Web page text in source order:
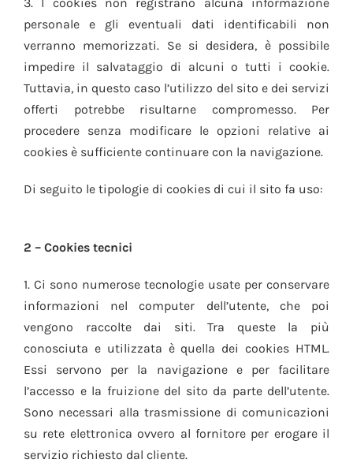
personale e gli eventuali dati identificabili non
verranno memorizzati. Se si desidera, è possibile
impedire il salvataggio di alcuni o tutti i cookie.
Tuttavia, in questo caso l’utilizzo del sito e dei servizi
offerti potrebbe risultarne compromesso. Per
procedere senza modificare le opzioni relative ai
cookies è sufficiente continuare con la navigazione.
Di seguito le tipologie di cookies di cui il sito fa uso:
2 – Cookies tecnici
1. Ci sono numerose tecnologie usate per conservare
informazioni nel computer dell’utente, che poi
vengono raccolte dai siti. Tra queste la più
conosciuta e utilizzata è quella dei cookies HTML.
Essi servono per la navigazione e per facilitare
l’accesso e la fruizione del sito da parte dell’utente.
Sono necessari alla trasmissione di comunicazioni
su rete elettronica ovvero al fornitore per erogare il
servizio richiesto dal cliente.